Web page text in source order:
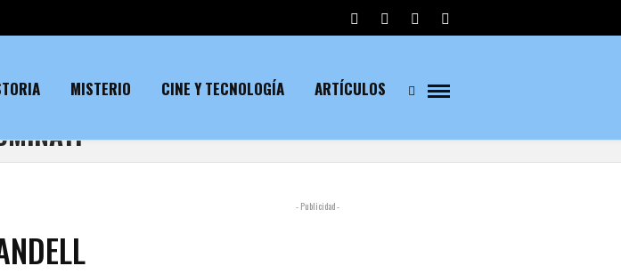
MISTERIO CINE Y TECNOLOGÍA ARTÍCULOS
- Publicidad -